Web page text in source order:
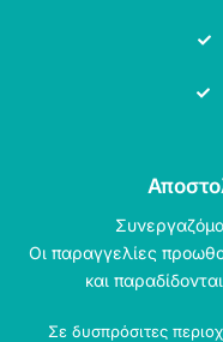
Οι παραγγελίες
και
Σε δυσπρόσιτες